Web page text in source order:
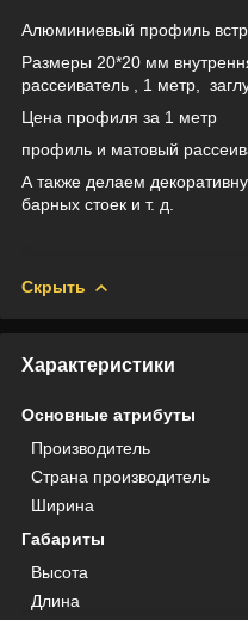
Алюминиевый профиль
Размеры 20*20 мм
рассеиватель , 1 метр,
Цена профиля за 1 метр
профиль и матовый
А также делаем
барных стоек и т. д.
Скрыть
Характеристики
Основные атрибуты
Производитель
Страна производитель
Ширина
Габариты
Высота
Длина